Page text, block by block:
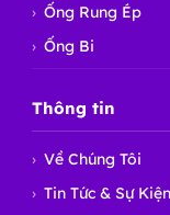
Ống Rung Ép
Ống Bi
Thông tin
Về Chúng Tôi
Tin Tức & Sự Kiện